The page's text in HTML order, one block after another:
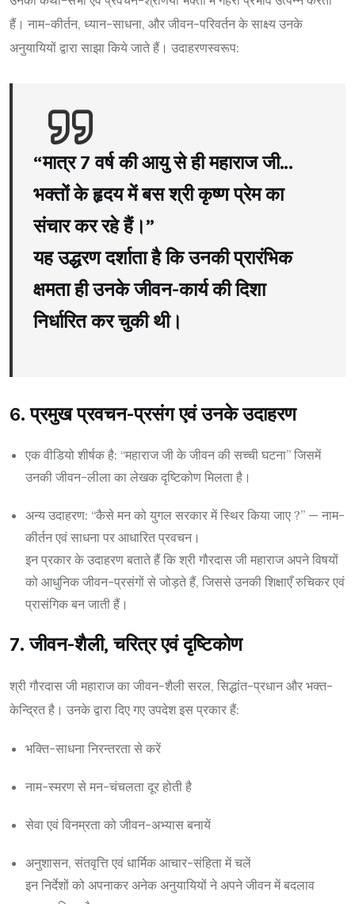
हैं। नाम-कीर्तन, ध्यान-साधना, और जीवन-परिवर्तन के साक्ष्य उनके
अनुयायियों द्वारा साझा किये जाते हैं। उदाहरणस्वरूप:
“मात्र 7 वर्ष की आयु से ही महाराज जी…
भक्तों के हृदय में बस श्री कृष्ण प्रेम का
संचार कर रहे हैं।”
यह उद्धरण दर्शाता है कि उनकी प्रारंभिक
क्षमता ही उनके जीवन-कार्य की दिशा
निर्धारित कर चुकी थी।
6. प्रमुख प्रवचन-प्रसंग एवं उनके उदाहरण
एक वीडियो शीर्षक है: “महाराज जी के जीवन की सच्ची घटना” जिसमें
उनकी जीवन-लीला का लेखक दृष्टिकोण मिलता है।
अन्य उदाहरण: “कैसे मन को युगल सरकार में स्थिर किया जाए ?” — नाम-
कीर्तन एवं साधना पर आधारित प्रवचन।
इन प्रकार के उदाहरण बताते हैं कि श्री गौरदास जी महाराज अपने विषयों
को आधुनिक जीवन-प्रसंगों से जोड़ते हैं, जिससे उनकी शिक्षाएँ रुचिकर एवं
प्रासंगिक बन जाती हैं।
7. जीवन-शैली, चरित्र एवं दृष्टिकोण
श्री गौरदास जी महाराज का जीवन-शैली सरल, सिद्धांत-प्रधान और भक्त-
केन्द्रित है। उनके द्वारा दिए गए उपदेश इस प्रकार हैं:
भक्ति-साधना निरन्तरता से करें
नाम-स्मरण से मन-चंचलता दूर होती है
सेवा एवं विनम्रता को जीवन-अभ्यास बनायें
अनुशासन, संतवृत्ति एवं धार्मिक आचार-संहिता में चलें
इन निर्देशों को अपनाकर अनेक अनुयायियों ने अपने जीवन में बदलाव